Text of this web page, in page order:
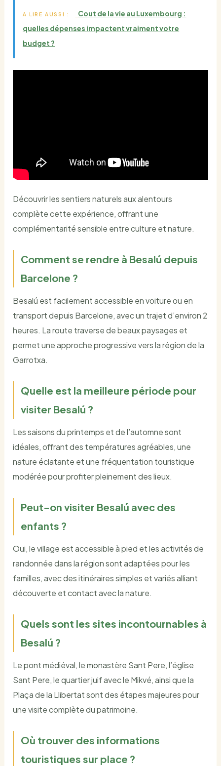
A LIRE AUSSI :
Cout de la vie au Luxembourg :
quelles dépenses impactent vraiment votre
budget ?
Découvrir les sentiers naturels aux alentours
complète cette expérience, offrant une
complémentarité sensible entre culture et nature.
Comment se rendre à Besalú depuis
Barcelone ?
Besalú est facilement accessible en voiture ou en
transport depuis Barcelone, avec un trajet d’environ 2
heures. La route traverse de beaux paysages et
permet une approche progressive vers la région de la
Garrotxa.
Quelle est la meilleure période pour
visiter Besalú ?
Les saisons du printemps et de l’automne sont
idéales, offrant des températures agréables, une
nature éclatante et une fréquentation touristique
modérée pour profiter pleinement des lieux.
Peut-on visiter Besalú avec des
enfants ?
Oui, le village est accessible à pied et les activités de
randonnée dans la région sont adaptées pour les
familles, avec des itinéraires simples et variés alliant
découverte et contact avec la nature.
Quels sont les sites incontournables à
Besalú ?
Le pont médiéval, le monastère Sant Pere, l’église
Sant Pere, le quartier juif avec le Mikvé, ainsi que la
Plaça de la Llibertat sont des étapes majeures pour
une visite complète du patrimoine.
Où trouver des informations
touristiques sur place ?